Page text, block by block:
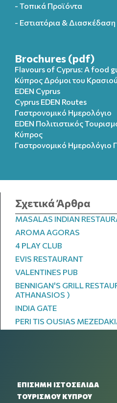
- Τοπικά Προϊόντα
- Εστιατόρια & Διασκέδαση
Brochures (pdf)
Flavours of Cyprus: A food
Κύπρος Δρόμοι του Κρασιού
EDEN Cyprus
Cyprus EDEN Routes
Γαστρονομικό Ημερολόγιο
EDEN Πολιτιστικός
Κύπρος
Γαστρονομικό Ημερολόγιo
Σχετικά Άρθρα
MASALAS INDIAN
AROMA AGORAS
4 PLAY CLUB
EVIS RESTAURANT
VALENTINES PUB
BENNIGAN'S GRILL
ATHANASIOS )
INDIA GATE
PERI TIS OUSIAS
ΕΠΙΣΗΜΗ ΙΣΤΟΣΕΛΙΔΑ
ΤΟΥΡΙΣΜΟΥ ΚΥΠΡΟΥ